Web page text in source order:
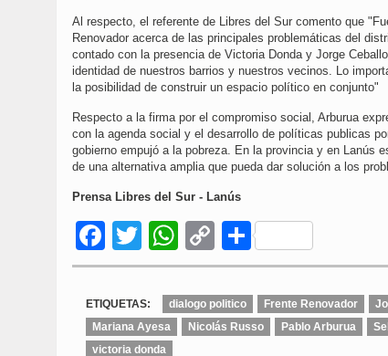
Al respecto, el referente de Libres del Sur comento que
Renovador acerca de las principales problemáticas del
contado con la presencia de Victoria Donda y Jorge
identidad de nuestros barrios y nuestros vecinos. Lo
la posibilidad de construir un espacio político en conjunto"
Respecto a la firma por el compromiso social, Arburua
con la agenda social y el desarrollo de políticas publicas
gobierno empujó a la pobreza. En la provincia y en Lanús
de una alternativa amplia que pueda dar solución a los
Prensa Libres del Sur - Lanús
Facebook
TwitterWhatsApp
Copy
Link
Compartir
ETIQUETAS:
dialogo politico Frente Renovador
Mariana Ayesa
Nicolás Russo Pablo Arburua
victoria donda